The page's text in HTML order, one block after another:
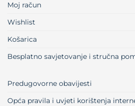
Moj račun
Wishlist
Košarica
Besplatno savjetovanje i stručna
Predugovorne obavijesti
Opća pravila i uvjeti korištenja